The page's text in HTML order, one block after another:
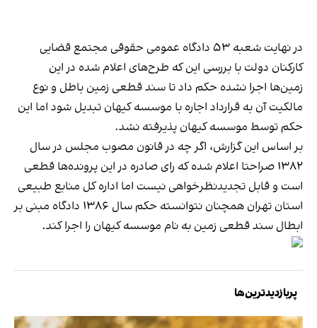
در نهایت شعبه ۵۳ دادگاه عمومی حقوقی مجتمع قضایی
کارکنان دولت با بررسی این که طرح‌های اعلام شده در این
زمین‌ها اجرا نشده حکم داد تا سند قطعی زمین باطل و نوع
مالکیت آن به قرارداد اجاره با موسسه کیهان تبدیل شود اما این
حکم توسط موسسه کیهان پذیرفته نشد.
بر اساس این گزارش، اگر چه در قانون مصوب مجلس در سال
۱۳۸۲ صراحتا اعلام شده که رای صادره در این پرونده‌ها قطعی
است و قابل تجدیدنظرخواهی نیست اما اداره کل منابع طبیعی
استان تهران همچنان نتوانسته حکم سال ۱۳۸۶ دادگاه مبنی بر
ابطال سند قطعی زمین به نام موسسه کیهان را اجرا کند.
پربازدیدترین‌ها